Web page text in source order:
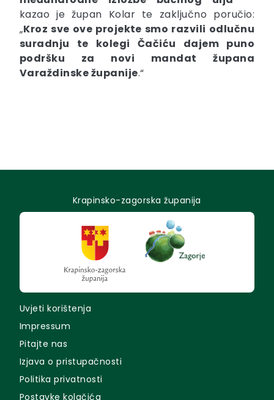
kazao je župan Kolar te zaključno poručio:
„Kroz sve ove projekte smo razvili odlučnu
suradnju te kolegi Čačiću dajem puno
podršku za novi mandat župana
Varaždinske županije.“
Krapinsko-zagorska županija
Uvjeti korištenja
Impressum
Pitajte nas
Izjava o pristupačnosti
Politika privatnosti
Postavke kolačića